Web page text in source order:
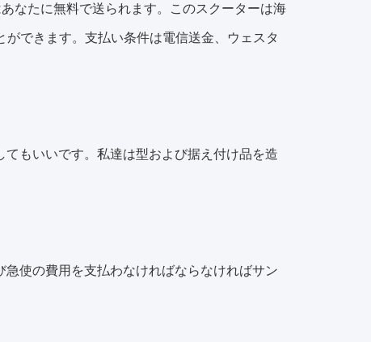
なたに無料で送られます。このスクーターは海
できます。支払い条件は電信送金、ウェスタ
もいいです。私達は型および据え付け品を造
使の費用を支払わなければならなければサン